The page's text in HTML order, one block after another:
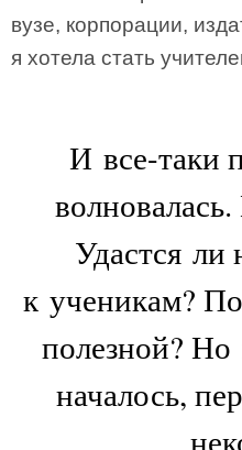
вузе, корпорации,
я хотела стать
И все-таки
Удастся ли
к ученикам?
полезной? Но
началось,